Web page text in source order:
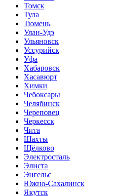
Томск
Тула
Тюмень
Улан-Удэ
Ульяновск
Уссурийск
Уфа
Хабаровск
Хасавюрт
Химки
Чебоксары
Челябинск
Череповец
Черкесск
Чита
Шахты
Щёлково
Электросталь
Элиста
Энгельс
Южно-Сахалинск
Якутск